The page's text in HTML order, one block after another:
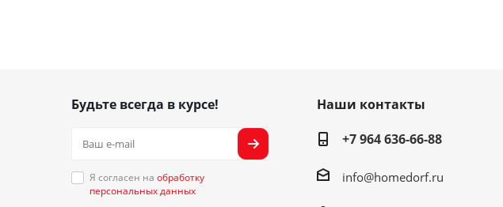
Будьте всегда в курсе!
Я согласен на обработку
персональных данных
Наши контакты
+7 964 636-66-88
info@homedorf.ru